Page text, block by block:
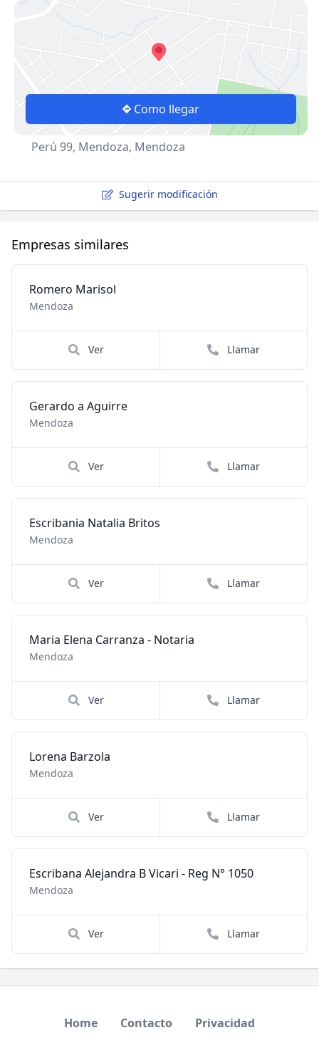
Como llegar
Perú 99, Mendoza, Mendoza
Sugerir modificación
Empresas similares
Romero Marisol
Mendoza
Ver Llamar
Gerardo a Aguirre
Mendoza
Ver Llamar
Escribania Natalia Britos
Mendoza
Ver Llamar
Maria Elena Carranza - Notaria
Mendoza
Ver Llamar
Lorena Barzola
Mendoza
Ver Llamar
Escribana Alejandra B Vicari - Reg N° 1050
Mendoza
Ver Llamar
Home Contacto Privacidad